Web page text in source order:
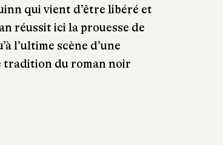
qui vient d’être libéré et
réussit ici la prouesse de
l’ultime scène d’une
tradition du roman noir